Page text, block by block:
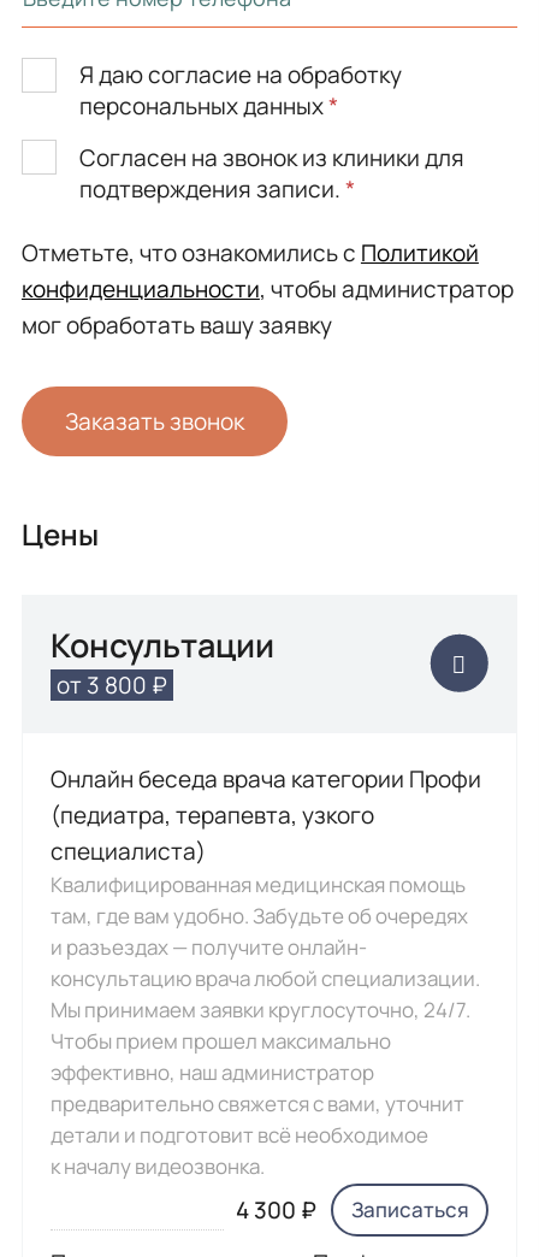
Я даю согласие на обработку
персональных данных*
Согласен на звонок из клиники для
подтверждения записи.*
Отметьте, что ознакомились с Политикой
конфиденциальности, чтобы администратор
мог обработать вашу заявку
Заказать звонок
Цены
Консультации
от 3 800 ₽
Онлайн беседа врача категории Профи
(педиатра, терапевта, узкого
специалиста)
Квалифицированная медицинская помощь
там, где вам удобно. Забудьте об очередях
и разъездах — получите онлайн-
консультацию врача любой специализации.
Мы принимаем заявки круглосуточно, 24/7.
Чтобы прием прошел максимально
эффективно, наш администратор
предварительно свяжется с вами, уточнит
детали и подготовит всё необходимое
к началу видеозвонка.
4 300 ₽ Записаться